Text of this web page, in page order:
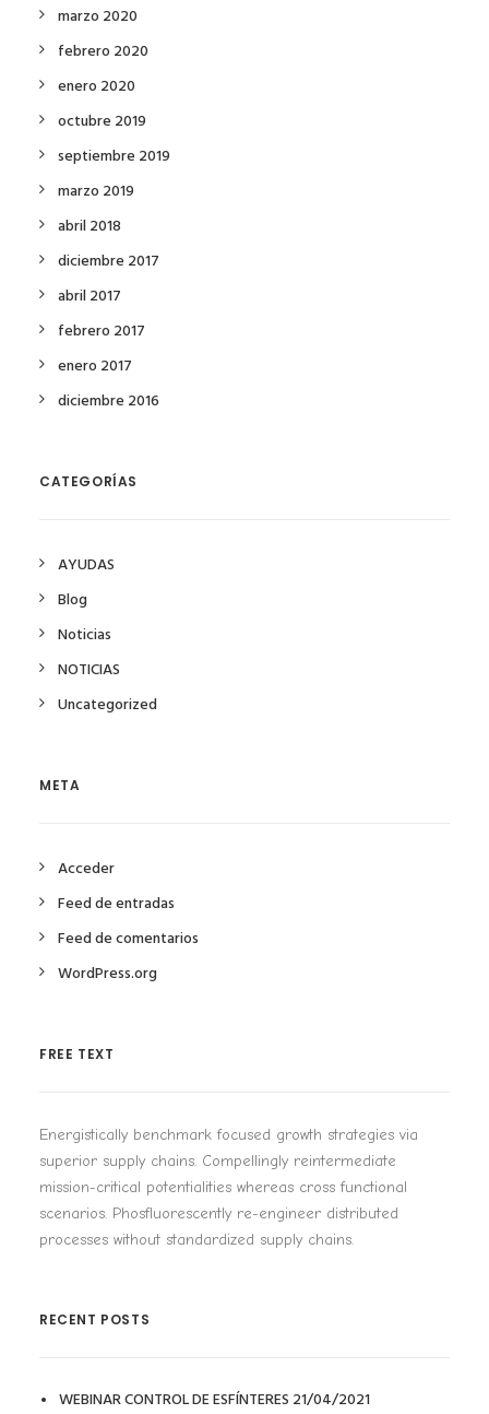
marzo 2020
febrero 2020
enero 2020
octubre 2019
septiembre 2019
marzo 2019
abril 2018
diciembre 2017
abril 2017
febrero 2017
enero 2017
diciembre 2016
CATEGORÍAS
AYUDAS
Blog
Noticias
NOTICIAS
Uncategorized
META
Acceder
Feed de entradas
Feed de comentarios
WordPress.org
FREE TEXT
Energistically benchmark focused growth strategies via
superior supply chains. Compellingly reintermediate
mission-critical potentialities whereas cross functional
scenarios. Phosfluorescently re-engineer distributed
processes without standardized supply chains.
RECENT POSTS
WEBINAR CONTROL DE ESFÍNTERES 21/04/2021